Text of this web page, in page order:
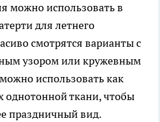
можно использовать в
для летнего
смотрятся варианты с
узором или кружевным
использовать как
однотонной ткани, чтобы
праздничный вид.